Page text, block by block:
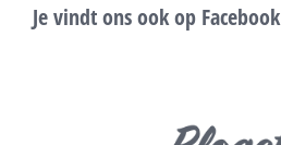
Je vindt ons ook op Facebook